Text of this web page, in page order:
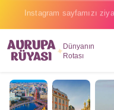
2026 turlarımız
Dünyanın
Rotası